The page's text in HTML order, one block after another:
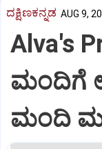
ದಕ್ಷಿಣಕನ್ನಡ AUG 9,
Alva's
ಮಂದಿಗೆ
ಮಂದಿ